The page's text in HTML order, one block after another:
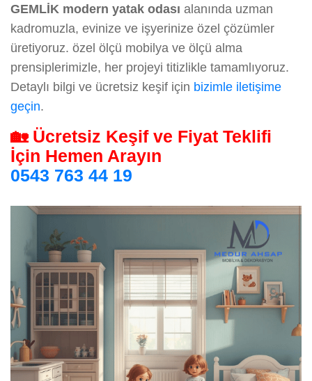
GEMLİK modern yatak odası alanında uzman
kadromuzla, evinize ve işyerinize özel çözümler
üretiyoruz. özel ölçü mobilya ve ölçü alma
prensiplerimizle, her projeyi titizlikle tamamlıyoruz.
Detaylı bilgi ve ücretsiz keşif için bizimle iletişime
geçin.
🏡 Ücretsiz Keşif ve Fiyat Teklifi
İçin Hemen Arayın
0543 763 44 19